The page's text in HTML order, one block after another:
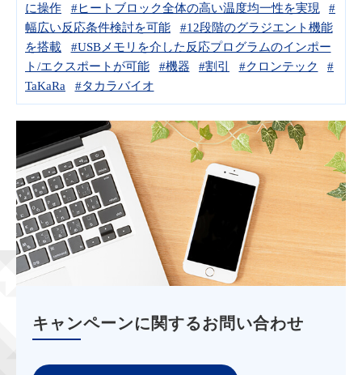
に操作
#ヒートブロック全体の高い温度均一性を実現
#
幅広い反応条件検討を可能
#12段階のグラジエント機能
を搭載
#USBメモリを介した反応プログラムのインポー
ト/エクスポートが可能
#機器 #割引 #クロンテック
#
TaKaRa
#タカラバイオ
キャンペーンに関するお問い合わせ